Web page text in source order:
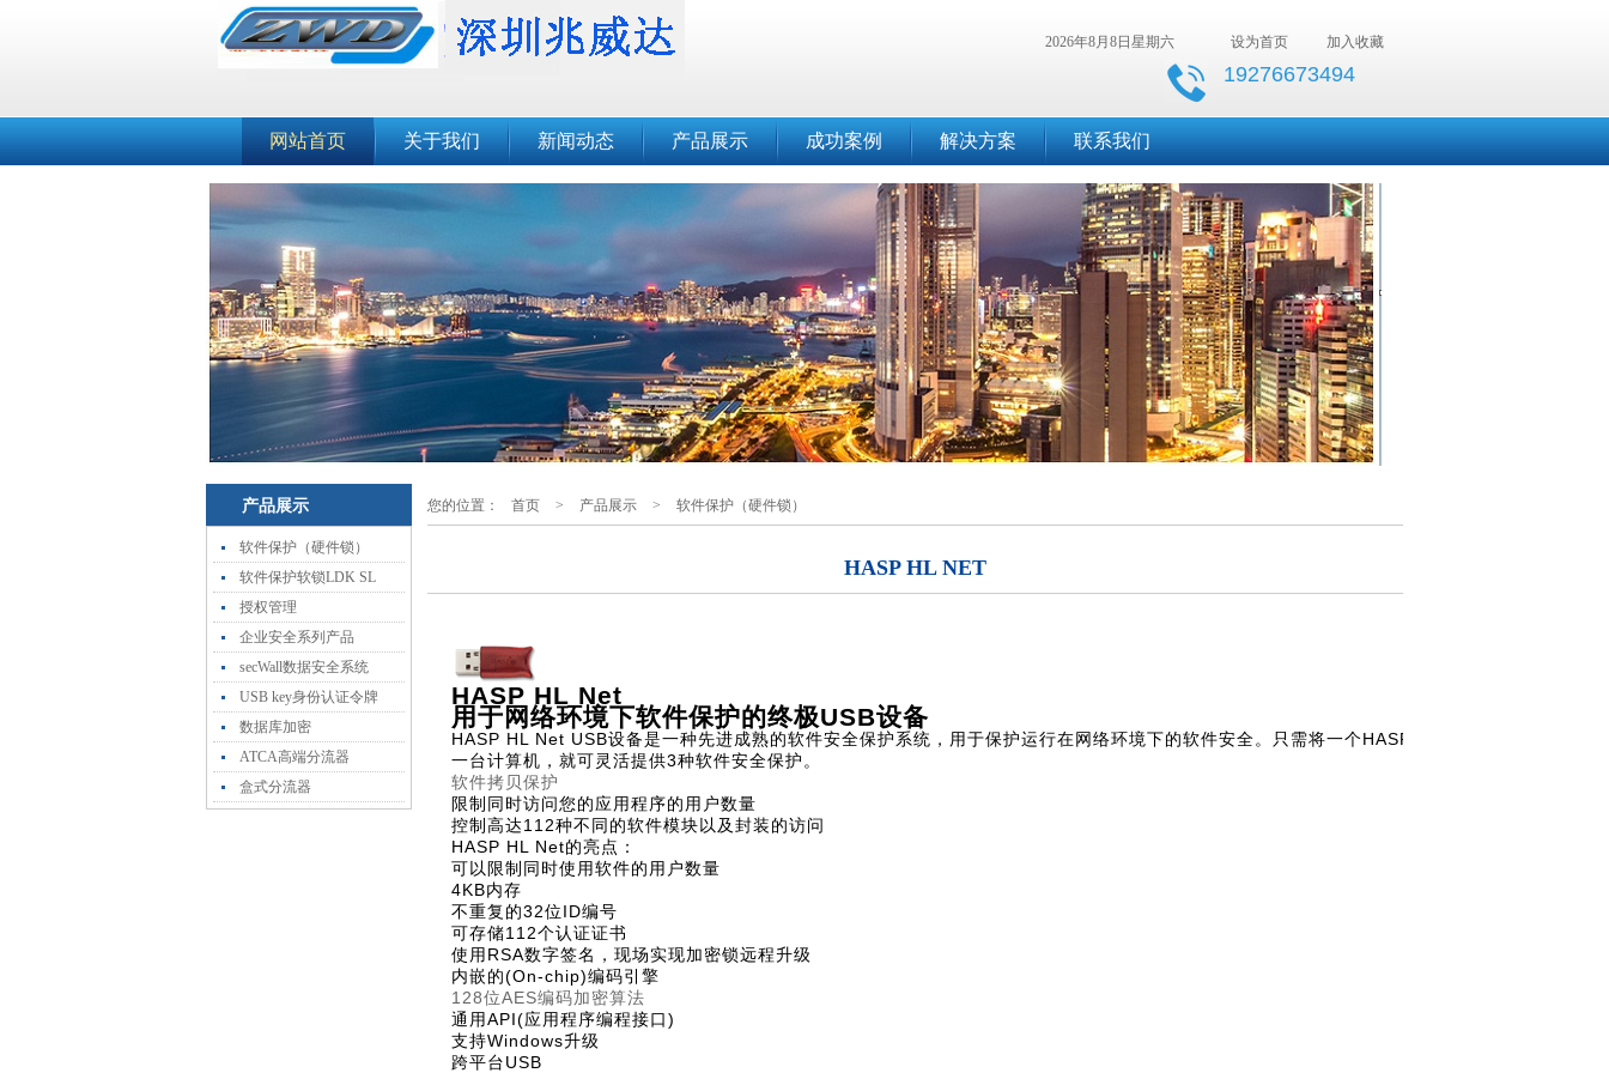
2026年8月8日星期六 设为首页 加入收藏
19276673494
网站首页 关于我们 新闻动态 产品展示 成功案例 解决方案 联系我们
产品展示
软件保护（硬件锁）
软件保护软锁LDK SL
授权管理
企业安全系列产品
secWall数据安全系统
USB key身份认证令牌
数据库加密
ATCA高端分流器
盒式分流器
您的位置： 首页 > 产品展示 > 软件保护（硬件锁）
HASP HL NET
HASP HL Net
用于网络环境下软件保护的终极USB设备
HASP HL Net USB设备是一种先进成熟的软件安全保护系统，用于保护运行在网络环境下的软件安全。只需将一个HASP HL Net加密锁连入到网
一台计算机，就可灵活提供3种软件安全保护。
软件拷贝保护
限制同时访问您的应用程序的用户数量
控制高达112种不同的软件模块以及封装的访问
HASP HL Net的亮点：
可以限制同时使用软件的用户数量
4KB内存
不重复的32位ID编号
可存储112个认证证书
使用RSA数字签名，现场实现加密锁远程升级
内嵌的(On-chip)编码引擎
128位AES编码加密算法
通用API(应用程序编程接口)
支持Windows升级
跨平台USB